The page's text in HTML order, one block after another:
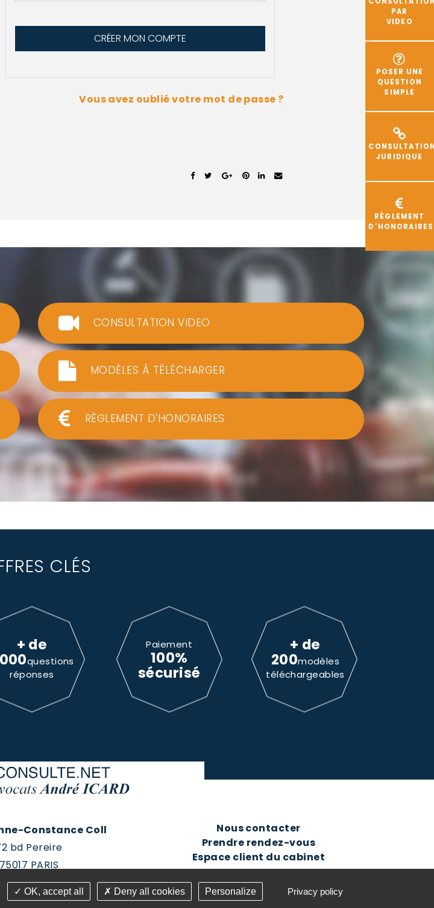
PAR
VIDEO
POSER UNE
QUESTION
SIMPLE
JURIDIQUE
RÈGLEMENT
D'HONORAIRES
Vous avez oublié votre mot de passe ?
CONSULTATION VIDEO
MODÈLES À TÉLÉCHARGER
RÈGLEMENT D'HONORAIRES
CLÉS
+ de
questions
réponses
Paiement
100%
sécurisé
+ de
200modèles
téléchargeables
Constance Coll
bd Pereire
75017 PARIS
: 01 60 88 18 78
Nous contacter
Prendre rendez-vous
Espace client du cabinet
Absolute Communication & Création Answeb -Gestion cookies
OK, accept all Deny all cookies Personalize Privacy policy